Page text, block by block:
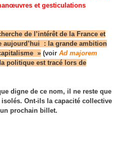
et gesticulations
de l’intérêt de la France et
aujourd’hui
: la grande ambition
» (voir Ad majorem
politique est tracé lors de
digne de ce nom, il ne reste que
isolés. Ont-ils la capacité collective
prochain billet.